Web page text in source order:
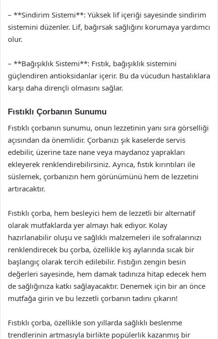
– **Sindirim Sistemi**: Yüksek lif içeriği sayesinde sindirim
sistemini düzenler. Lif, bağırsak sağlığını korumaya yardımcı
olur.
– **Bağışıklık Sistemi**: Fıstık, bağışıklık sistemini
güçlendiren antioksidanlar içerir. Bu da vücudun hastalıklara
karşı daha dirençli olmasını sağlar.
Fıstıklı Çorbanın Sunumu
Fıstıklı çorbanın sunumu, onun lezzetinin yanı sıra görselliği
açısından da önemlidir. Çorbanızı şık kaselerde servis
edebilir, üzerine taze nane veya maydanoz yaprakları
ekleyerek renklendirebilirsiniz. Ayrıca, fıstık kırıntıları ile
süslemek, çorbanızın hem görünümünü hem de lezzetini
artıracaktır.
Fıstıklı çorba, hem besleyici hem de lezzetli bir alternatif
olarak mutfaklarda yer almayı hak ediyor. Kolay
hazırlanabilir oluşu ve sağlıklı malzemeleri ile sofralarınızı
renklendirecek bu çorba, özellikle kış aylarında sıcak bir
başlangıç olarak tercih edilebilir. Fıstığın zengin besin
değerleri sayesinde, hem damak tadınıza hitap edecek hem
de sağlığınıza katkı sağlayacaktır. Denemek için bir an önce
mutfağa girin ve bu lezzetli çorbanın tadını çıkarın!
Fıstıklı çorba, özellikle son yıllarda sağlıklı beslenme
trendlerinin artmasıyla birlikte popülerlik kazanmış bir